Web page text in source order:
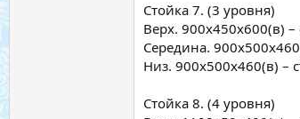
Стойка 7. (3 уровня)
Верх. 900х450х600(в) –
Середина.
Низ. 900х500х460(в) –
Стойка 8. (4 уровня)